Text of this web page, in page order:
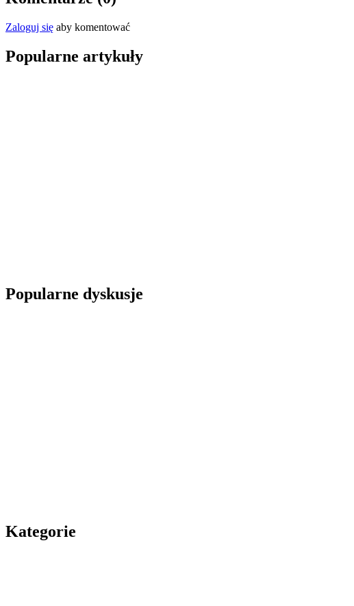
Zaloguj się aby komentować
Popularne artykuły
Popularne dyskusje
Kategorie